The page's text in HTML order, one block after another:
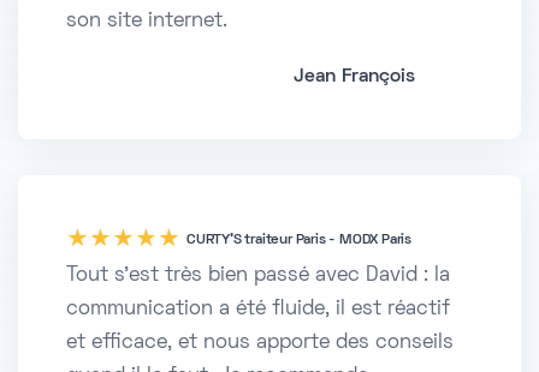
son site internet.
Jean François
five CURTY'S traiteur Paris - MODX Paris
Tout s'est très bien passé avec David : la
communication a été fluide, il est réactif
et efficace, et nous apporte des conseils